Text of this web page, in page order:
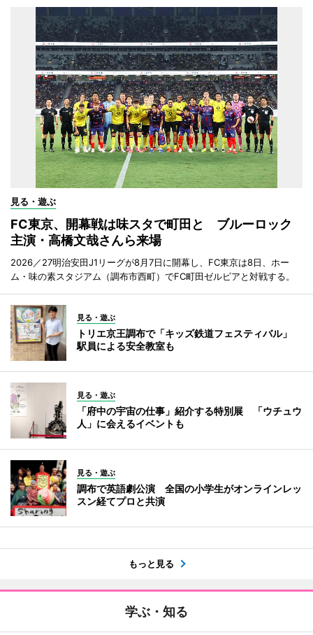
見る・遊ぶ
FC東京、開幕戦は味スタで町田と ブルーロック
主演・高橋文哉さんら来場
2026／27明治安田J1リーグが8月7日に開幕し、FC東京は8日、ホー
ム・味の素スタジアム（調布市西町）でFC町田ゼルビアと対戦する。
見る・遊ぶ
トリエ京王調布で「キッズ鉄道フェスティバル」
駅員による安全教室も
見る・遊ぶ
「府中の宇宙の仕事」紹介する特別展 「ウチュウ
人」に会えるイベントも
見る・遊ぶ
調布で英語劇公演 全国の小学生がオンラインレッ
スン経てプロと共演
もっと見る
学ぶ・知る